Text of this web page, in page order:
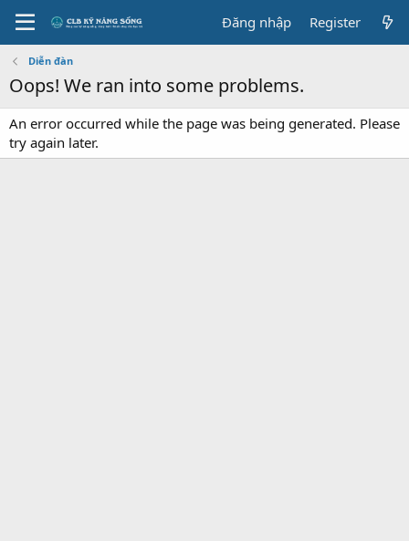
Đăng nhập Register
Diễn đàn
Oops! We ran into some problems.
An error occurred while the page was being generated. Please
try again later.